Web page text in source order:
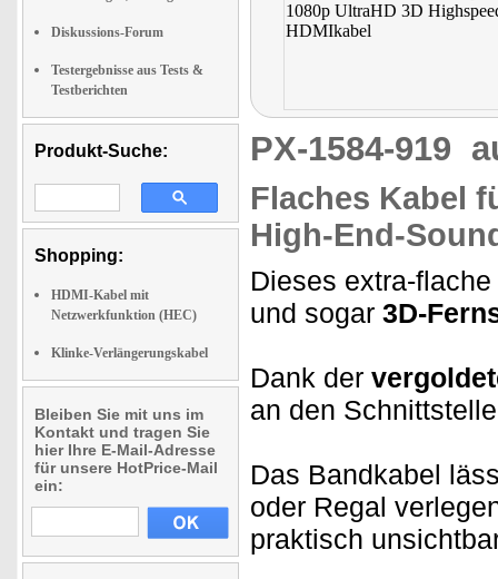
Diskussions-Forum
Testergebnisse aus Tests &
Testberichten
Produkt-Suche:
Shopping:
HDMI-Kabel mit
Netzwerkfunktion (HEC)
Klinke-Verlängerungskabel
Bleiben Sie mit uns im
Kontakt und tragen Sie
hier Ihre E-Mail-Adresse
für unsere HotPrice-Mail
ein:
PX-1584-919
Flaches Kabel
High-End-
Dieses extra-flache
und sogar 3D-
Dank der
an den
Das Bandkabel
oder Regal
praktisch